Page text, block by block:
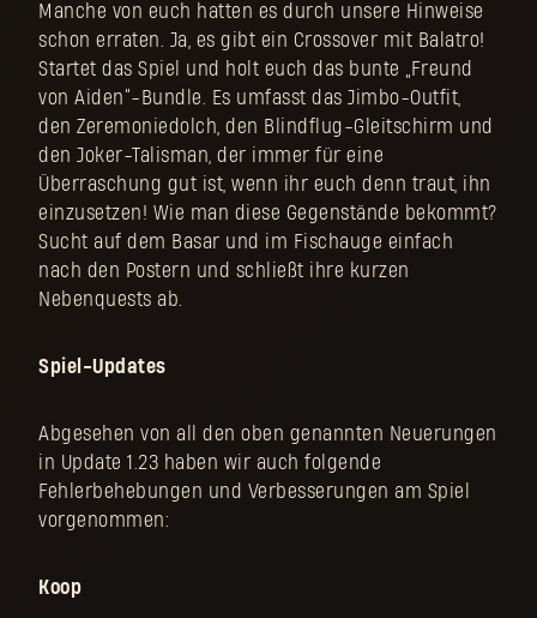
Manche von euch hatten es durch unsere Hinweise
schon erraten. Ja, es gibt ein Crossover mit Balatro!
Startet das Spiel und holt euch das bunte „Freund
von Aiden“-Bundle. Es umfasst das Jimbo-Outfit,
den Zeremoniedolch, den Blindflug-Gleitschirm und
den Joker-Talisman, der immer für eine
Überraschung gut ist, wenn ihr euch denn traut, ihn
einzusetzen! Wie man diese Gegenstände bekommt?
Sucht auf dem Basar und im Fischauge einfach
nach den Postern und schließt ihre kurzen
Nebenquests ab.
Spiel-Updates
Abgesehen von all den oben genannten Neuerungen
in Update 1.23 haben wir auch folgende
Fehlerbehebungen und Verbesserungen am Spiel
vorgenommen:
Koop